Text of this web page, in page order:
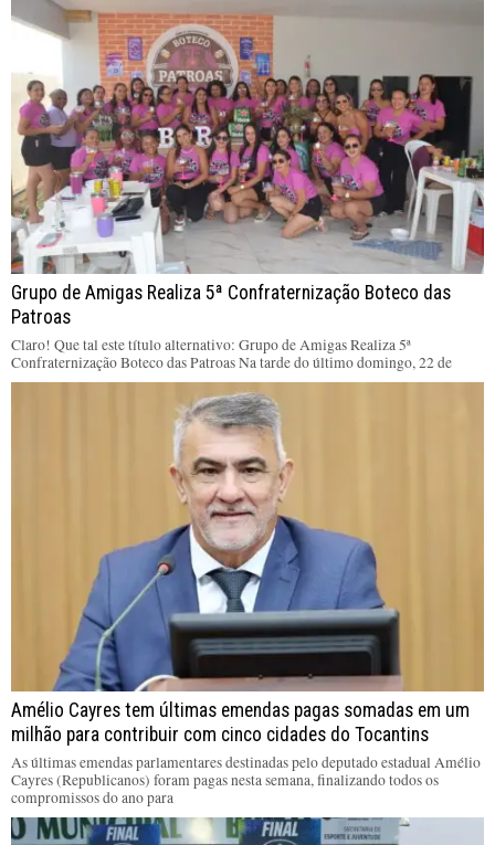
Grupo de Amigas Realiza 5ª Confraternização Boteco das
Patroas
Claro! Que tal este título alternativo: Grupo de Amigas Realiza 5ª
Confraternização Boteco das Patroas Na tarde do último domingo, 22 de
Amélio Cayres tem últimas emendas pagas somadas em um
milhão para contribuir com cinco cidades do Tocantins
As últimas emendas parlamentares destinadas pelo deputado estadual Amélio
Cayres (Republicanos) foram pagas nesta semana, finalizando todos os
compromissos do ano para